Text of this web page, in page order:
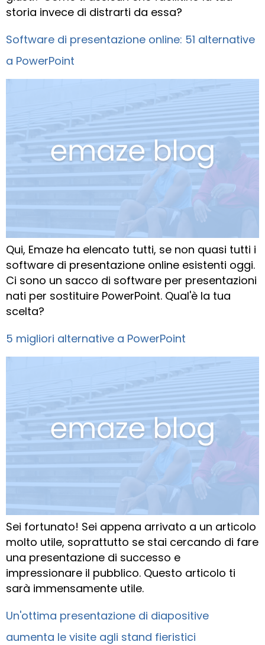
storia invece di distrarti da essa?
Software di presentazione online: 51 alternative
a PowerPoint
Qui, Emaze ha elencato tutti, se non quasi tutti i
software di presentazione online esistenti oggi.
Ci sono un sacco di software per presentazioni
nati per sostituire PowerPoint. Qual'è la tua
scelta?
5 migliori alternative a PowerPoint
Sei fortunato! Sei appena arrivato a un articolo
molto utile, soprattutto se stai cercando di fare
una presentazione di successo e
impressionare il pubblico. Questo articolo ti
sarà immensamente utile.
Un'ottima presentazione di diapositive
aumenta le visite agli stand fieristici